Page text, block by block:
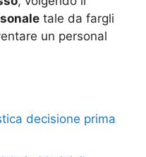
tale da fargli
un personal
decisione prima